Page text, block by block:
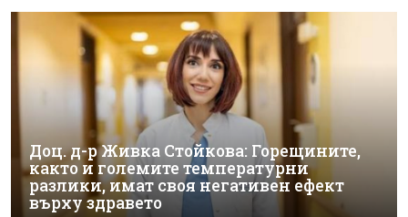
Доц. д-р Живка Стойкова: Горещините,
както и големите температурни
разлики, имат своя негативен ефект
върху здравето